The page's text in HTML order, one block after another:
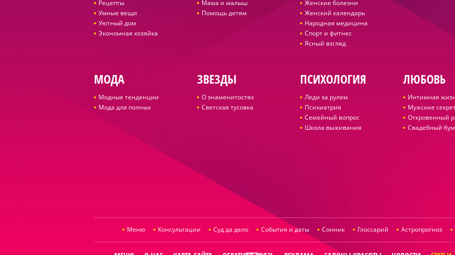
Рецепты
Умные вещи
Уютный дом
Экономная хозяйка
Мама и малыш
Помощь детям
Женские болезни
Женский календарь
Народная медицина
Спорт и фитнес
Ясный взгляд
МОДА
Модные тенденции
Мода для полных
ЗВЕЗДЫ
О знаменитостях
Светская тусовка
ПСИХОЛОГИЯ
Леди за рулем
Психиатрия
Семейный вопрос
Школа выживания
ЛЮБОВЬ
Интимная
Мужские
Откровенный
Свадебный бум
Меню Консультации Суд да дело События и даты Сонник Глоссарий Астропрогноз